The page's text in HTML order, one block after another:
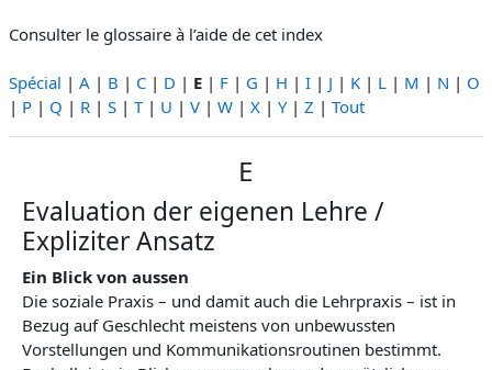
Consulter le glossaire à l’aide de cet index
Spécial | A | B | C | D | E | F | G | H | I | J | K | L | M | N | O
| P | Q | R | S | T| U | V | W | X | Y| Z | Tout
E
Evaluation der eigenen Lehre /
Expliziter Ansatz
Ein Blick von aussen
Die soziale Praxis – und damit auch die Lehrpraxis – ist in
Bezug auf Geschlecht meistens von unbewussten
Vorstellungen und Kommunikationsroutinen bestimmt.